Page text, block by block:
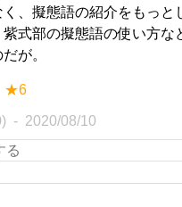
く、擬態語の紹介をもっと
紫式部の擬態語の使い方な
が。
★6
2020/08/10